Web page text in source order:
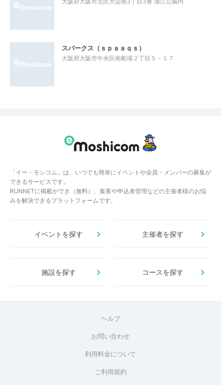
スパークス（ｓｐａａｑｓ）
大阪府大阪市中央区南船場２丁目５－１７
「イー・モシコム」は、いつでも簡単にイベントや会員・メンバーの募集が
できるサービスです。
RUNNETに掲載ができ（無料）、集客や申込者管理などの主催者様のお悩
みを解決できるプラットフォームです。
イベントを探す 主催者を探す
施設を探す コースを探す
ヘルプ
お問い合わせ
利用料金について
ご利用規約